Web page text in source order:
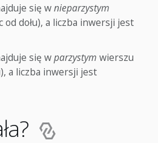
się wnieparzystym
od dołu), a liczba inwersji jest
się wparzystym wierszu
a liczba inwersji jest